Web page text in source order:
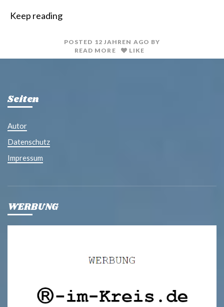
n
i
Keep reading
POSTED 12 JAHREN AGO BY
READ MORE
LIKE
Seiten
Autor
Datenschutz
Impressum
WERBUNG